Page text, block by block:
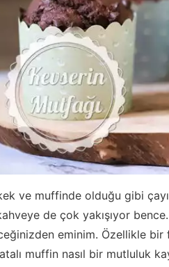
ve muffinde olduğu gibi
de çok yakışıyor
eminim. Özellikle
muffin nasıl bir mutluluk